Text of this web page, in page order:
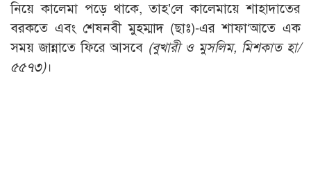
নিয়ে কালেমা পড়ে থাকে, তাহ’লে কালেমায়ে শাহাদাতের
বরকতে এবং শেষনবী মুহম্মাদ (ছাঃ)-এর শাফা‘আতে এক
সময় জান্নাতে ফিরে আসবে (বুখারী ও মুসলিম, মিশকাত হা/
৫৫৭৩)।